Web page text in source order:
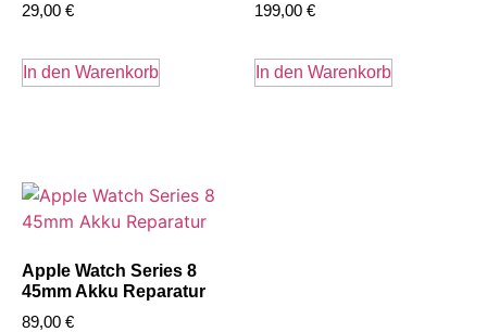
29,00 €
In den Warenkorb
199,00 €
In den Warenkorb
Apple Watch Series 8
45mm Akku Reparatur
89,00 €